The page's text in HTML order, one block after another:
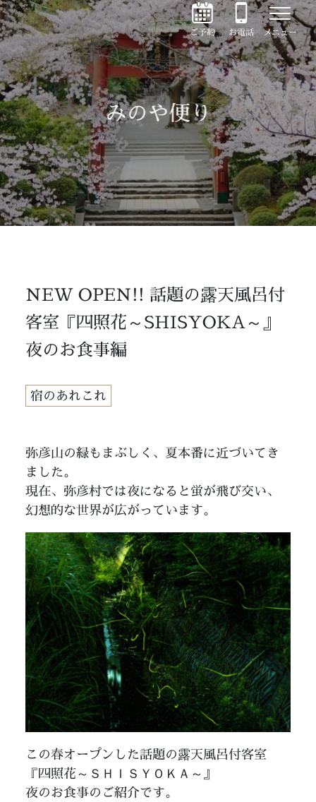
ご予約 お電話 メニュー
みのや便り
NEW OPEN!! 話題の露天風呂付
客室『四照花～SHISYOKA～』
夜のお食事編
宿のあれこれ
弥彦山の緑もまぶしく、夏本番に近づいてき
ました。
現在、弥彦村では夜になると蛍が飛び交い、
幻想的な世界が広がっています。
この春オープンした話題の露天風呂付客室
『四照花～ＳＨＩＳＹＯＫＡ～』
夜のお食事のご紹介です。